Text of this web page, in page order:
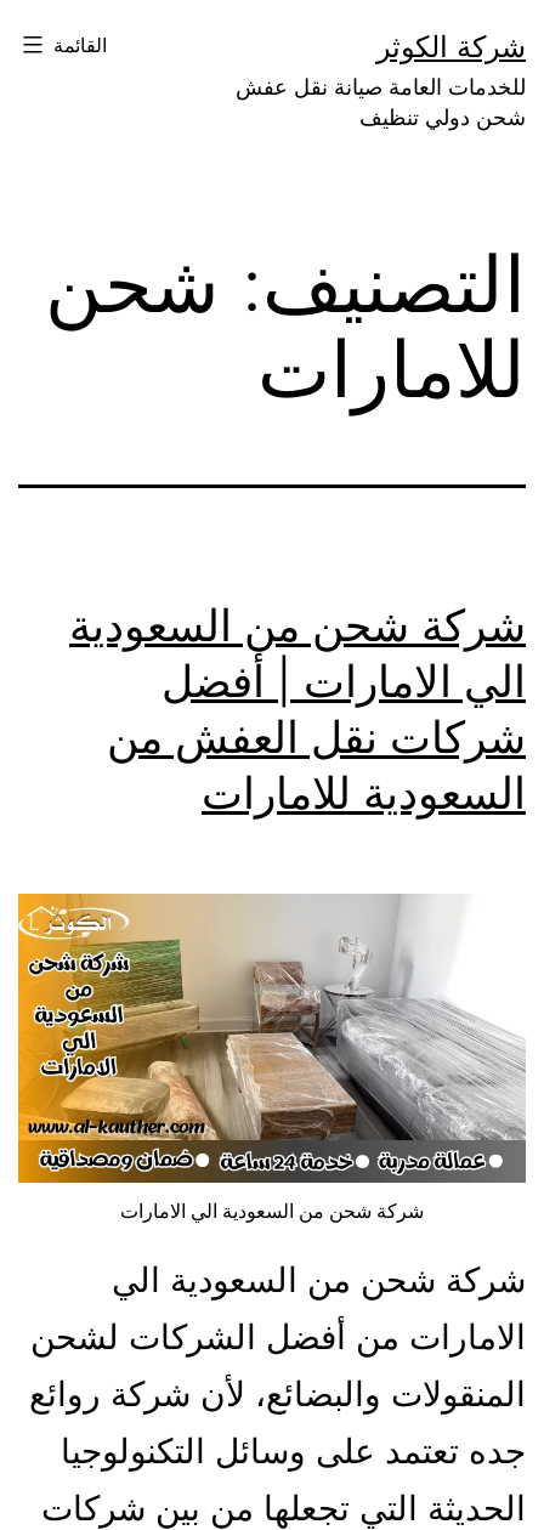
إلى
المحتوى
شركة الكوثر
للخدمات العامة صيانة نقل عفش
شحن دولي تنظيف
القائمة
التصنيف: شحن
للامارات
شركة شحن من السعودية
الي الامارات | أفضل
شركات نقل العفش من
السعودية للامارات
شركة شحن من السعودية الي الامارات
شركة شحن من السعودية الي
الامارات من أفضل الشركات لشحن
المنقولات والبضائع، لأن شركة روائع
جده تعتمد على وسائل التكنولوجيا
الحديثة التي تجعلها من بين شركات